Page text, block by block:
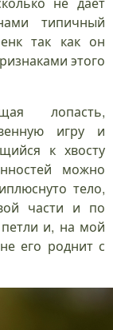
типичный
так как он
этого
лопасть,
игру и
к хвосту
можно
тело,
части и по
и, на мой
его роднит с